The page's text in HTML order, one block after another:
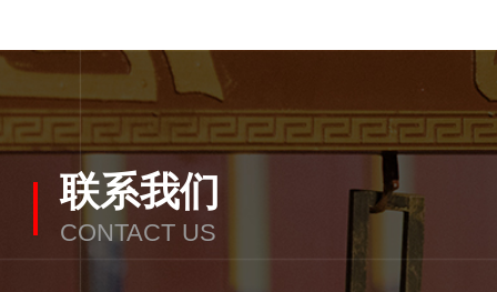
联系我们
CONTACT US